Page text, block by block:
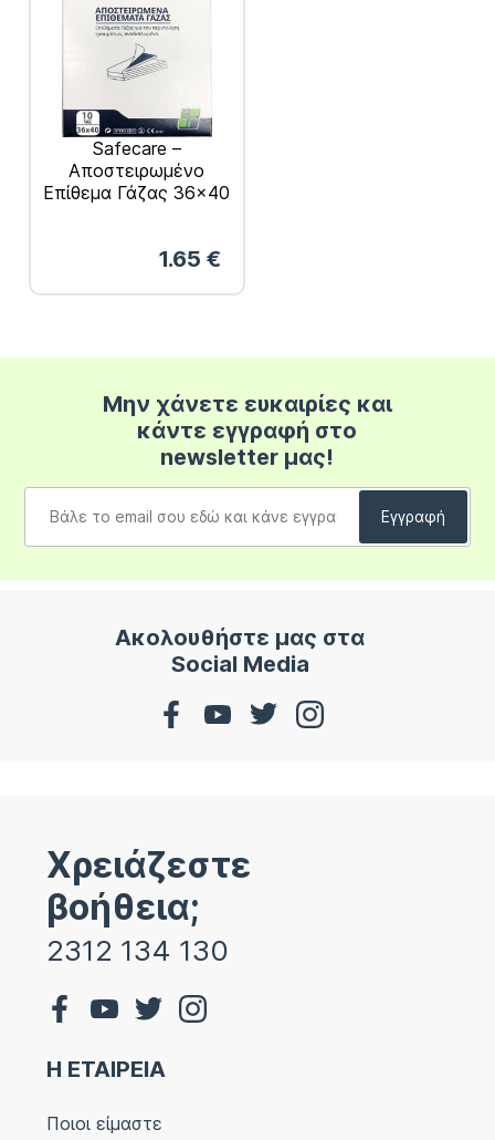
Safecare –
Αποστειρωμένο
Επίθεμα Γάζας 36×40
1.65 €
Μην χάνετε ευκαιρίες και
κάντε εγγραφή στο
newsletter μας!
Ακολουθήστε μας στα
Social Media
Χρειάζεστε
βοήθεια;
2312 134 130
Η ΕΤΑΙΡΕΙΑ
Ποιοι είμαστε